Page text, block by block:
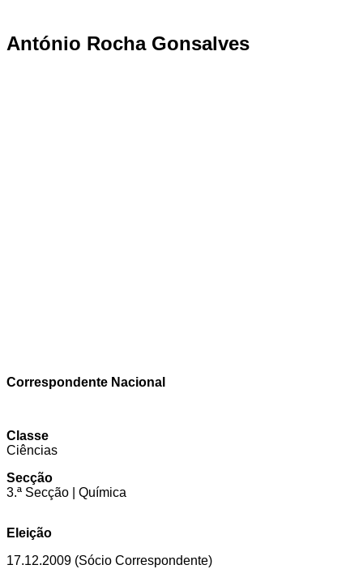
António Rocha Gonsalves
Correspondente Nacional
Classe
Ciências
Secção
3.ª Secção | Química
Eleição
17.12.2009 (Sócio Correspondente)